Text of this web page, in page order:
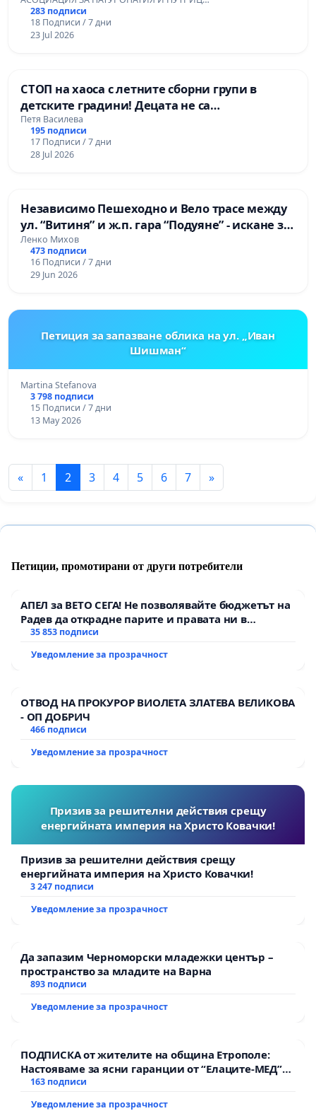
283 подписи
18 Подписи / 7 дни
23 Jul 2026
СТОП на хаоса с летните сборни групи в
детските градини! Децата не са
административни бройки!
Петя Василева
195 подписи
17 Подписи / 7 дни
28 Jul 2026
Независимо Пешеходно и Вело трасе между
ул. “Витиня” и ж.п. гара “Подуяне” - искане за
изграждане
Ленко Михов
473 подписи
16 Подписи / 7 дни
29 Jun 2026
Петиция за запазване облика на ул. „Иван
Шишман“
Martina Stefanova
3 798 подписи
15 Подписи / 7 дни
13 May 2026
« 1 2 3 4 5 6 7 »
Петиции, промотирани от други потребители
АПЕЛ за ВЕТО СЕГА! Не позволявайте бюджетът на
Радев да открадне парите и правата ни в
тъмното
35 853 подписи
Уведомление за прозрачност
ОТВОД НА ПРОКУРОР ВИОЛЕТА ЗЛАТЕВА ВЕЛИКОВА
- ОП ДОБРИЧ
466 подписи
Уведомление за прозрачност
Призив за решителни действия срещу
енергийната империя на Христо Ковачки!
Призив за решителни действия срещу
енергийната империя на Христо Ковачки!
3 247 подписи
Уведомление за прозрачност
Да запазим Черноморски младежки център –
пространство за младите на Варна
893 подписи
Уведомление за прозрачност
ПОДПИСКА от жителите на община Етрополе:
Настояваме за ясни гаранции от “Елаците-МЕД”
АД и от държавата, че ще се изпълнят всички
163 подписи
Уведомление за прозрачност